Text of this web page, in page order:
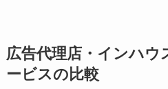
広告代理店・インハウ
ービスの比較